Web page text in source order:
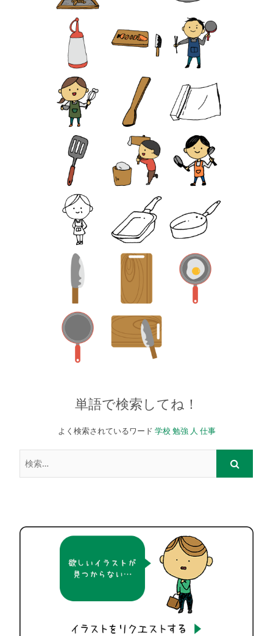
単語で検索してね！
よく検索されているワード 学校 勉強 人 仕事